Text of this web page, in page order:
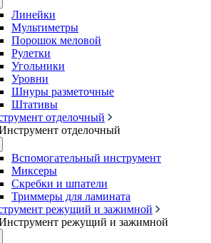
Линейки
Мультиметры
Порошок меловой
Рулетки
Угольники
Уровни
Шнуры разметочные
Штативы
отделочный
отделочный
Вспомогательный инструмент
Миксеры
Скребки и шпатели
Триммеры для ламината
режущий и зажимной
режущий и зажимной